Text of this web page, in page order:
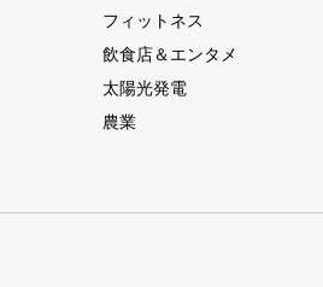
フィットネス
飲食店＆エンタメ
太陽光発電
農業